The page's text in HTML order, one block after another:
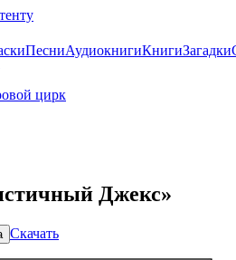
ПесниАудиокнигиКнигиЗагадки
цирк
Джекс»
Скачать